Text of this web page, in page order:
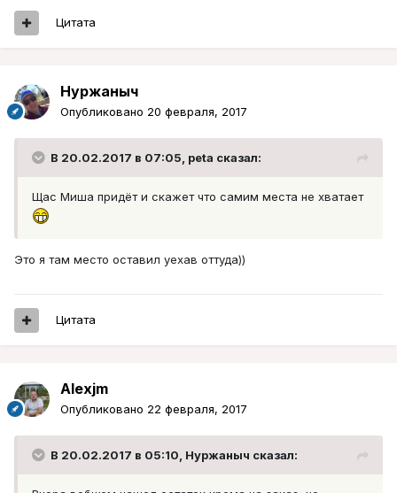
Цитата
Нуржаныч
Опубликовано 20 февраля, 2017
В 20.02.2017 в 07:05, peta сказал:
Щас Миша придёт и скажет что самим места не хватает
Это я там место оставил уехав оттуда))
Цитата
Alexjm
Опубликовано 22 февраля, 2017
В 20.02.2017 в 05:10, Нуржаныч сказал: